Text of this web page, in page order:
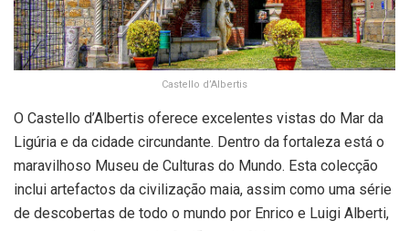
Castello d’Albertis
O Castello d’Albertis oferece excelentes vistas do Mar da
Ligúria e da cidade circundante. Dentro da fortaleza está o
maravilhoso Museu de Culturas do Mundo. Esta colecção
inclui artefactos da civilização maia, assim como uma série
de descobertas de todo o mundo por Enrico e Luigi Alberti,